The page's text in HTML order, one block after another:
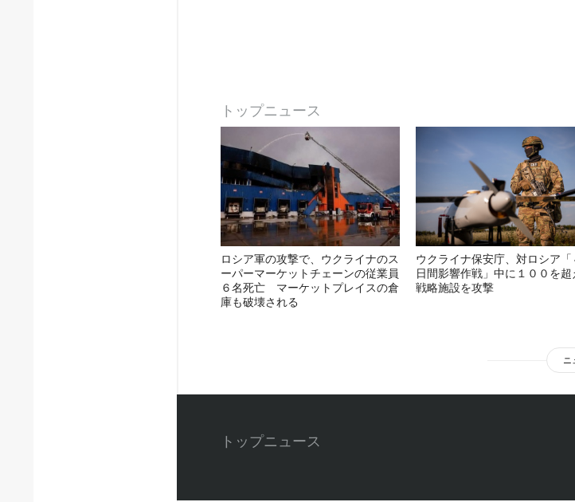
トップニュース
ロシア軍の攻撃で、ウクライナのス
ーパーマーケットチェーンの従業員
６名死亡 マーケットプレイスの倉
庫も破壊される
ウクライナ保安庁、対ロシア「
日間影響作戦」中に１００を超
戦略施設を攻撃
ニ
トップニュース